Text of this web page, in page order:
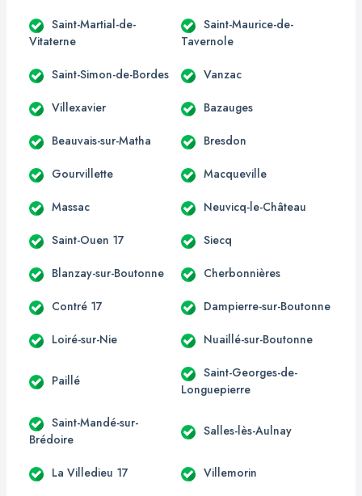
Saint-Martial-de-
Vitaterne
Saint-Maurice-de-
Tavernole
Saint-Simon-de-Bordes Vanzac
Villexavier Bazauges
Beauvais-sur-Matha Bresdon
Gourvillette Macqueville
Massac Neuvicq-le-Château
Saint-Ouen 17 Siecq
Blanzay-sur-Boutonne Cherbonnières
Contré 17 Dampierre-sur-Boutonne
Loiré-sur-Nie Nuaillé-sur-Boutonne
Paillé
Saint-Georges-de-
Longuepierre
Saint-Mandé-sur-
Brédoire
Salles-lès-Aulnay
La Villedieu 17 Villemorin